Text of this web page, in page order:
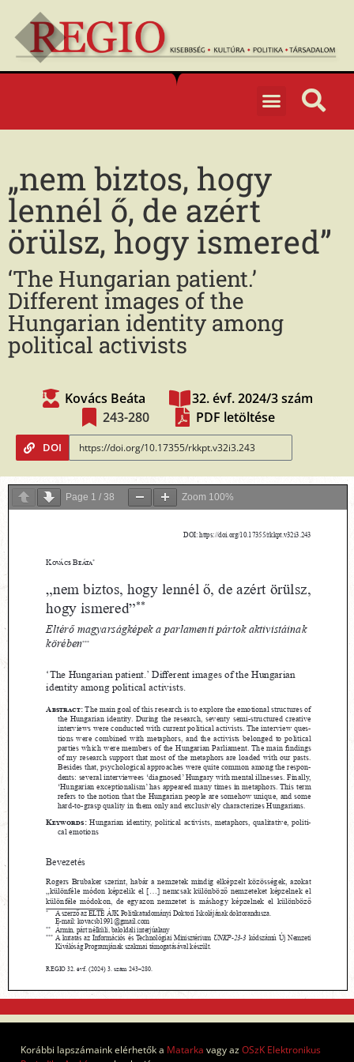
„nem biztos, hogy
lennél ő, de azért
örülsz, hogy ismered”
‘The Hungarian patient.’
Different images of the
Hungarian identity among
political activists
Kovács Beáta
32. évf. 2024/3 szám
243-280
PDF letöltése
DOI
Page 1 / 38 Zoom 100%
Korábbi lapszámaink elérhetők a Matarka vagy azOSzK Elektronikus